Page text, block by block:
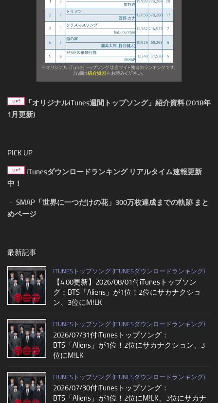
「オリジナルiTunes週間トップソング」紹介資料 (2018年
1月更新)
PICK UP
iTunesダウンロードランキング リアルタイム速報更新
中！
・ SMAP「世界に一つだけの花」300万枚達成までの軌跡 まと
めページ
最新記事
ITUNESトップソング (ITUNESダウンロードランキング)
【4:00更新】2026/08/01付iTunesトップソン
グ：BTS「Aliens」が1位！2位にサカナクショ
ン、3位にM!LK
ITUNESトップソング (ITUNESダウンロードランキング)
2026/07/31付iTunesトップソング：
BTS「Aliens」が1位！2位にサカナクション、3
位にM!LK
ITUNESトップソング (ITUNESダウンロードランキング)
2026/07/30付iTunesトップソング：
BTS「Aliens」が1位！2位にM!LK、3位にサカナ